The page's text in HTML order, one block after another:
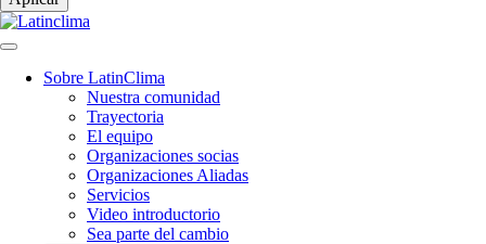
Navegación
Sobre LatinClima
Nuestra comunidad
Trayectoria
El equipo
Organizaciones socias
Organizaciones Aliadas
Servicios
Video introductorio
Sea parte del cambio